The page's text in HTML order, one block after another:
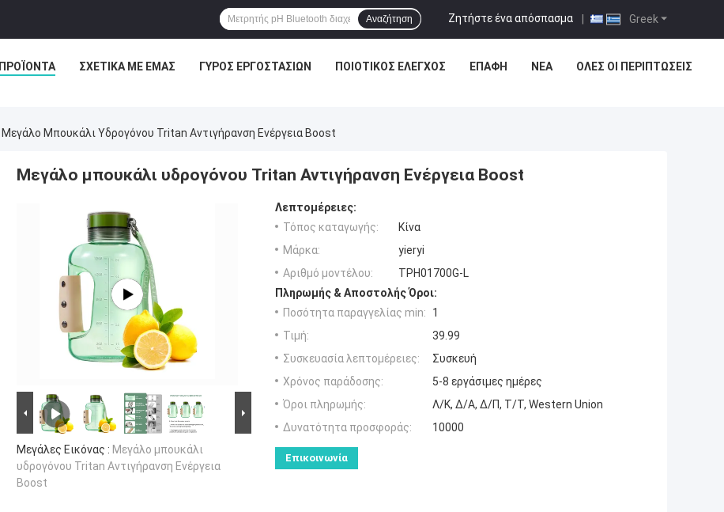
Greek
Ζητήστε ένα απόσπασμα |
Αναζήτηση
ΠΡΟΪΌΝΤΑ ΣΧΕΤΙΚΆ ΜΕ ΕΜΆΣ ΓΎΡΟΣ ΕΡΓΟΣΤΑΣΊΩΝ ΠΟΙΟΤΙΚΌΣ ΈΛΕΓΧΟΣ ΕΠΑΦΉ ΝΈΑ ΌΛΕΣ ΟΙ ΠΕΡΙΠΤΏΣΕΙΣ
Μεγάλο Μπουκάλι Υδρογόνου Tritan Αντιγήρανση Ενέργεια Boost
Μεγάλο μπουκάλι υδρογόνου Tritan Αντιγήρανση Ενέργεια Boost
Μεγάλες Εικόνας : Μεγάλο μπουκάλι
υδρογόνου Tritan Αντιγήρανση Ενέργεια
Boost
Λεπτομέρειες:
Τόπος καταγωγής:
Κίνα
Μάρκα:
yieryi
Αριθμό μοντέλου:
TPH01700G-L
Πληρωμής & Αποστολής Όροι:
Ποσότητα παραγγελίας min:
1
Τιμή:
39.99
Συσκευασία λεπτομέρειες:
Συσκευή
Χρόνος παράδοσης:
5-8 εργάσιμες ημέρες
Όροι πληρωμής:
Λ/Κ, Δ/Α, Δ/Π, Τ/Τ, Western Union
Δυνατότητα προσφοράς:
10000
Επικοινωνία